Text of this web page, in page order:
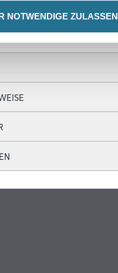
NOTWENDIGE ZULASSEN